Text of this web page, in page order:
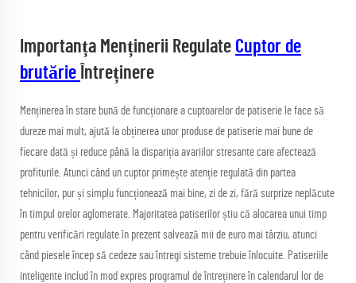
Importanța Menținerii Regulate Cuptor de
brutărie Întreținere
Menținerea în stare bună de funcționare a cuptoarelor de patiserie le face să
dureze mai mult, ajută la obținerea unor produse de patiserie mai bune de
fiecare dată și reduce până la dispariția avariilor stresante care afectează
profiturile. Atunci când un cuptor primește atenție regulată din partea
tehnicilor, pur și simplu funcționează mai bine, zi de zi, fără surprize neplăcute
în timpul orelor aglomerate. Majoritatea patiserilor știu că alocarea unui timp
pentru verificări regulate în prezent salvează mii de euro mai târziu, atunci
când piesele încep să cedeze sau întregi sisteme trebuie înlocuite. Patiseriile
inteligente includ în mod expres programul de întreținere în calendarul lor de